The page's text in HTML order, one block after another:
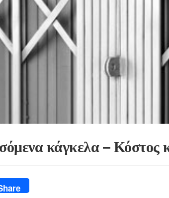
κάγκελα – Κόστος